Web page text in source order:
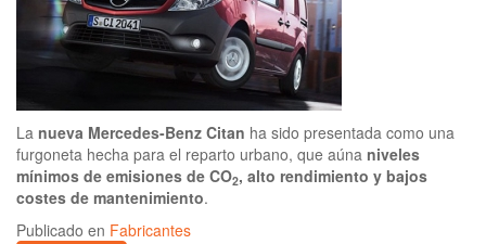
La nueva Mercedes-Benz Citan ha sido presentada como una
furgoneta hecha para el reparto urbano, que aúna niveles
mínimos de emisiones de CO2, alto rendimiento y bajos
costes de mantenimiento.
Publicado en Fabricantes